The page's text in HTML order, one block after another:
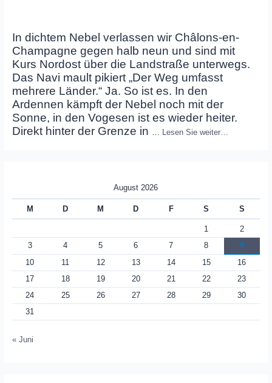
In dichtem Nebel verlassen wir Châlons-en-
Champagne gegen halb neun und sind mit
Kurs Nordost über die Landstraße unterwegs.
Das Navi mault pikiert „Der Weg umfasst
mehrere Länder.“ Ja. So ist es. In den
Ardennen kämpft der Nebel noch mit der
Sonne, in den Vogesen ist es wieder heiter.
Direkt hinter der Grenze in … Lesen Sie weiter…
August 2026
M D M D F S S
1
2
3
4 5 6 7 8
9
10
11 12 13 14 15
16
17
18 19 20 21 22
23
24
25 26 27 28 29
30
31
« Juni